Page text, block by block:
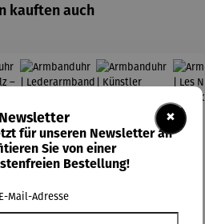
kauften auch
×
Newsletter
für unseren Newsletter an
Sie von einer
Bestellung!
E-Mail-Adresse